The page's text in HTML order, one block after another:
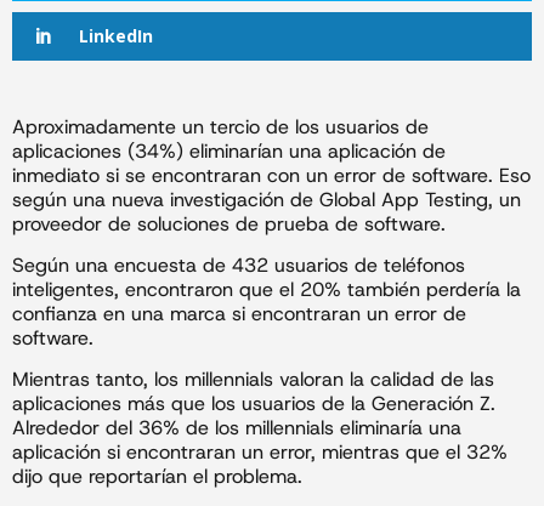
LinkedIn
Aproximadamente un tercio de los usuarios de
aplicaciones (34%) eliminarían una aplicación de
inmediato si se encontraran con un error de software. Eso
según una nueva investigación de Global App Testing, un
proveedor de soluciones de prueba de software.
Según una encuesta de 432 usuarios de teléfonos
inteligentes, encontraron que el 20% también perdería la
confianza en una marca si encontraran un error de
software.
Mientras tanto, los millennials valoran la calidad de las
aplicaciones más que los usuarios de la Generación Z.
Alrededor del 36% de los millennials eliminaría una
aplicación si encontraran un error, mientras que el 32%
dijo que reportarían el problema.